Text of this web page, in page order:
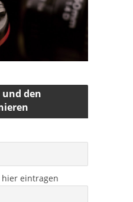
den
hier eintragen